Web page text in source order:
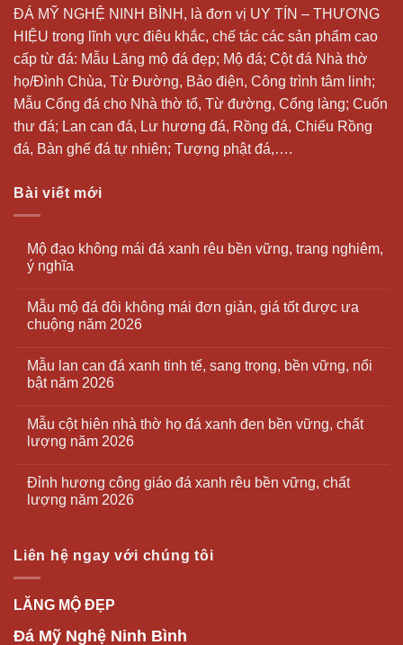
ĐÁ MỸ NGHỆ NINH BÌNH, là đơn vị UY TÍN – THƯƠNG
HIỆU trong lĩnh vực điêu khắc, chế tác các sản phẩm cao
cấp từ đá: Mẫu Lăng mộ đá đẹp; Mộ đá; Cột đá Nhà thờ
họ/Đình Chùa, Từ Đường, Bảo điện, Công trình tâm linh;
Mẫu Cổng đá cho Nhà thờ tổ, Từ đường, Cổng làng; Cuốn
thư đá; Lan can đá, Lư hương đá, Rồng đá, Chiếu Rồng
đá, Bàn ghế đá tự nhiên; Tượng phật đá,….
Bài viết mới
Mộ đạo không mái đá xanh rêu bền vững, trang nghiêm,
ý nghĩa
Mẫu mộ đá đôi không mái đơn giản, giá tốt được ưa
chuộng năm 2026
Mẫu lan can đá xanh tinh tế, sang trọng, bền vững, nổi
bật năm 2026
Mẫu cột hiên nhà thờ họ đá xanh đen bền vững, chất
lượng năm 2026
Đỉnh hương công giáo đá xanh rêu bền vững, chất
lượng năm 2026
Liên hệ ngay với chúng tôi
LĂNG MỘ ĐẸP
Đá Mỹ Nghệ Ninh Bình